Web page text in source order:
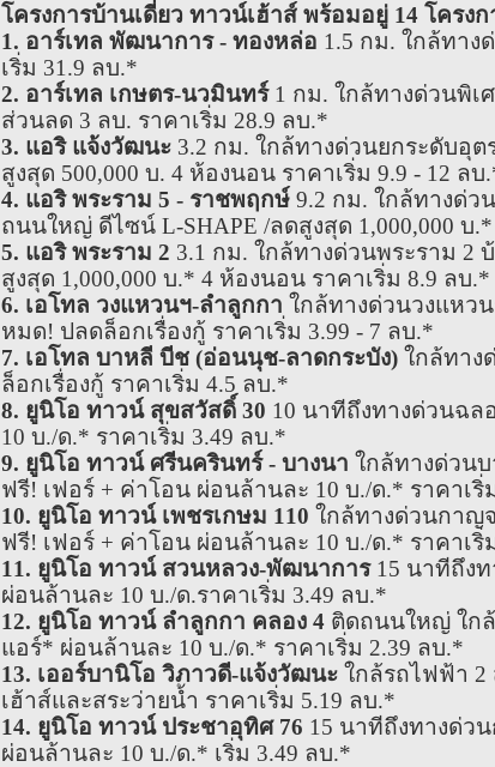
โครงการบ้านเดี่ยว ทาวน์เฮ้าส์ พร้อมอยู่ 14 โครงก
1. อาร์เทล พัฒนาการ - ทองหล่อ 1.5 กม. ใกล้ทาง
เริ่ม 31.9 ลบ.*
2. อาร์เทล เกษตร-นวมินทร์1 กม. ใกล้ทางด่วนพิเ
ส่วนลด 3 ลบ. ราคาเริ่ม 28.9 ลบ.*
3. แอริ แจ้งวัฒนะ3.2 กม. ใกล้ทางด่วนยกระดับอุ
สูงสุด 500,000 บ. 4 ห้องนอน ราคาเริ่ม 9.9 - 12 ลบ
4. แอริ พระราม 5 - ราชพฤกษ์9.2 กม. ใกล้ทางด่ว
ถนนใหญ่ ดีไซน์ L-SHAPE /ลดสูงสุด 1,000,000 บ
5. แอริ พระราม 2 3.1 กม. ใกล้ทางด่วนพระราม 2
สูงสุด 1,000,000 บ.* 4 ห้องนอน ราคาเริ่ม 8.9 ลบ.*
6. เอโทล วงแหวนฯ-ลำลูกกา ใกล้ทางด่วนวงแหว
หมด! ปลดล็อกเรื่องกู้ ราคาเริ่ม 3.99 - 7 ลบ.*
7. เอโทล บาหลี บีช (อ่อนนุช-ลาดกระบัง)ใกล้ทาง
ล็อกเรื่องกู้ ราคาเริ่ม 4.5 ลบ.*
8. ยูนิโอ ทาวน์ สุขสวัสดิ์ 30 10 นาทีถึงทางด่วนฉล
10 บ./ด.* ราคาเริ่ม 3.49 ลบ.*
9. ยูนิโอ ทาวน์ ศรีนครินทร์ - บางนา ใกล้ทางด่วนบ
ฟรี! เฟอร์ + ค่าโอน ผ่อนล้านละ 10 บ./ด.* ราคาเริ่
10. ยูนิโอ ทาวน์ เพชรเกษม 110 ใกล้ทางด่วนกาญ
ฟรี! เฟอร์ + ค่าโอน ผ่อนล้านละ 10 บ./ด.* ราคาเริ่
11. ยูนิโอ ทาวน์ สวนหลวง-พัฒนาการ15 นาทีถึงท
ผ่อนล้านละ 10 บ./ด.ราคาเริ่ม 3.49 ลบ.*
12. ยูนิโอ ทาวน์ ลำลูกกา คลอง 4ติดถนนใหญ่ ใกล้
แอร์* ผ่อนล้านละ 10 บ./ด.* ราคาเริ่ม 2.39 ลบ.*
13. เออร์บานิโอ วิภาวดี-แจ้งวัฒนะใกล้รถไฟฟ้า 2
เฮ้าส์และสระว่ายน้ำ ราคาเริ่ม 5.19 ลบ.*
14. ยูนิโอ ทาวน์ ประชาอุทิศ 76 15 นาทีถึงทางด่ว
ผ่อนล้านละ 10 บ./ด.* เริ่ม 3.49 ลบ.*